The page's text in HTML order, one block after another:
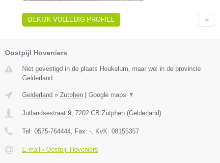
BEKIJK VOLLEDIG PROFIEL
Oostpijl Hoveniers
Niet gevestigd in de plaats Heukelum, maar wel in de provincie
Gelderland.
Gelderland » Zutphen Google maps ▼
Jutlandsestraat 9 7202 CB Zutphen (Gelderland)
Tel: 0575-764444 , Fax: - , KvK: 08155357
E-mail › Oostpijl Hoveniers